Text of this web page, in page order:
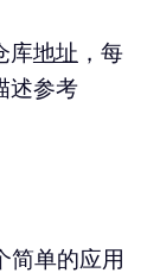
库地址 ，每
述参考
简单的应用